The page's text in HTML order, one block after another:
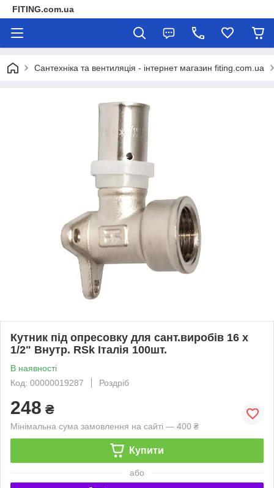
FITING.com.ua
Сантехніка та вентиляція - інтернет магазин fiting.com.ua
Кутник під опресовку для сант.виробів 16 х
1/2" Внутр. RSk Італія 100шт.
В наявності
Код: 00000019287
Роздріб
248 ₴
Мінімальна сума замовлення на сайті — 400 ₴
Купити
або